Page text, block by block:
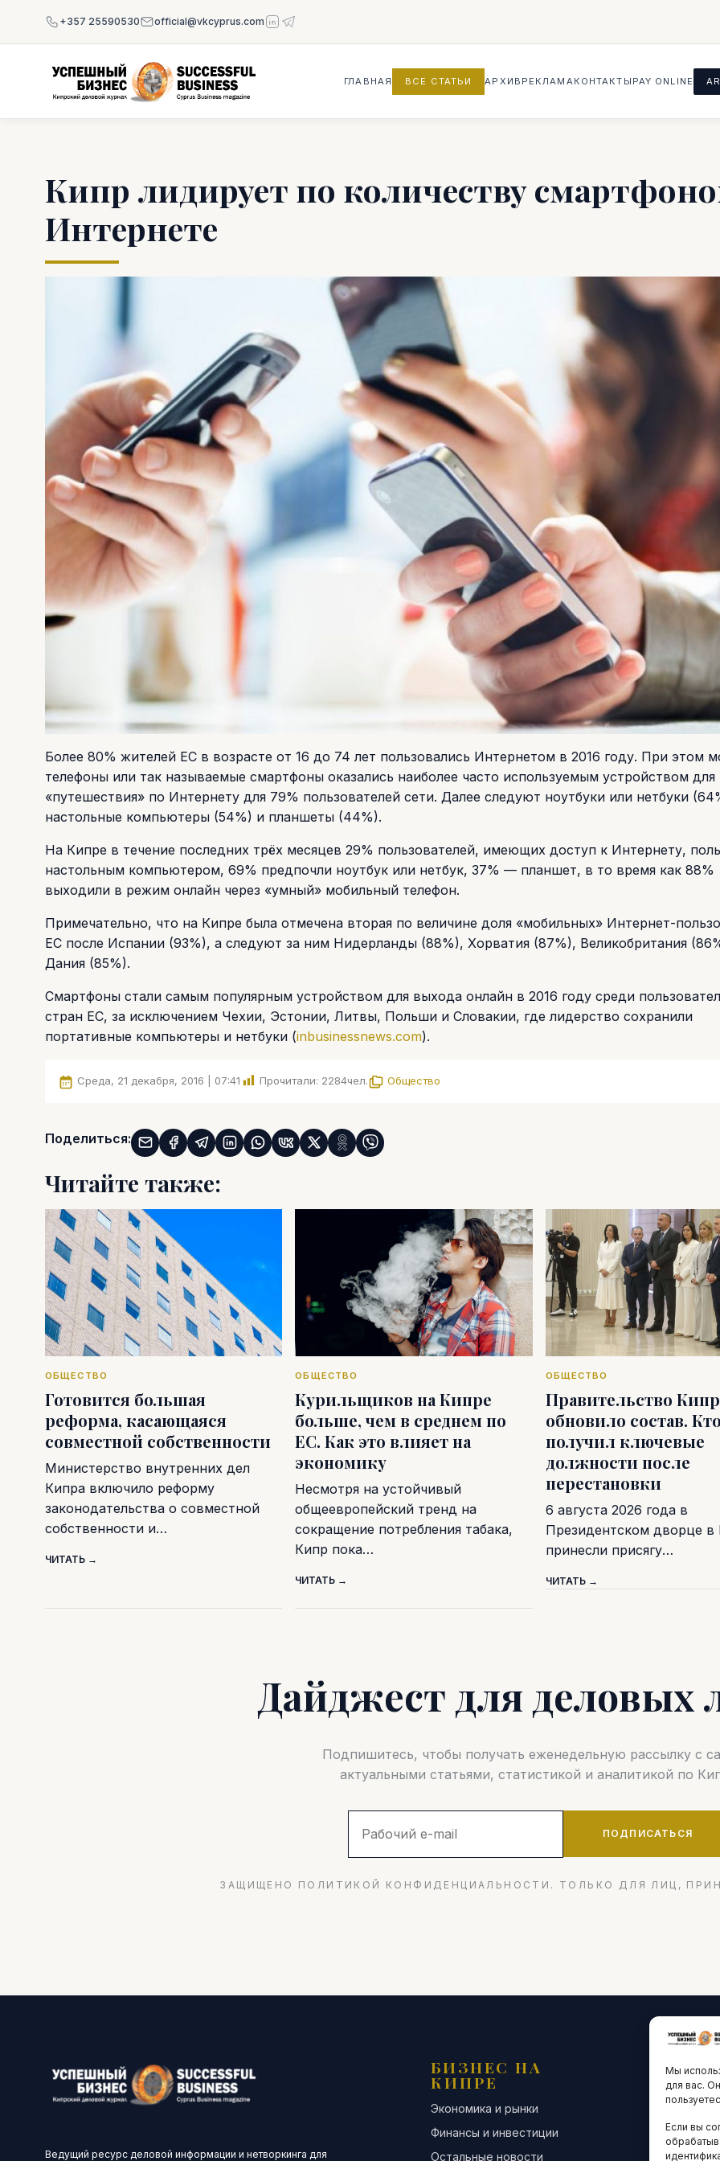
Мы
для вас.
Если вы
+357 25590530 official@vkcyprus.com
ГЛАВНАЯ ВСЕ СТАТЬИ АРХИВ РЕКЛАМА КОНТАКТЫ PAY ONLINE
Кипр лидирует по количеству
Интернете
Более 80% жителей ЕС в возрасте от 16 до 74 лет пользовались Интернетом в 2016 году. При этом
телефоны или так называемые смартфоны оказались наиболее часто используемым устройством для
«путешествия» по Интернету для 79% пользователей сети. Далее следуют ноутбуки или нетбуки
настольные компьютеры (54%) и планшеты (44%).
На Кипре в течение последних трёх месяцев 29% пользователей, имеющих доступ к Интернету,
настольным компьютером, 69% предпочли ноутбук или нетбук, 37% — планшет, в то время как 88%
выходили в режим онлайн через «умный» мобильный телефон.
Примечательно, что на Кипре была отмечена вторая по величине доля «мобильных» Интернет-
ЕС после Испании (93%), а следуют за ним Нидерланды (88%), Хорватия (87%), Великобритания
Дания (85%).
Смартфоны стали самым популярным устройством для выхода онлайн в 2016 году среди
стран ЕС, за исключением Чехии, Эстонии, Литвы, Польши и Словакии, где лидерство сохранили
портативные компьютеры и нетбуки (inbusinessnews.com).
Среда, 21 декабря, 2016 | 07:41 Прочитали: 2284чел. Общество
Поделиться:
Читайте также:
ОБЩЕСТВО
Готовится большая
реформа, касающаяся
совместной собственности
Министерство внутренних дел
Кипра включило реформу
законодательства о совместной
собственности и…
ЧИТАТЬ →
ОБЩЕСТВО
Курильщиков на Кипре
больше, чем в среднем по
ЕС. Как это влияет на
экономику
Несмотря на устойчивый
общеевропейский тренд на
сокращение потребления табака,
Кипр пока…
ЧИТАТЬ →
ОБЩЕСТВО
Правительство
обновило состав.
получил ключевые
должности после
перестановки
6 августа 2026 года в
Президентском дворце в
принесли присягу…
ЧИТАТЬ →
Дайджест для деловых
Подпишитесь, чтобы получать еженедельную рассылку с
актуальными статьями, статистикой и аналитикой по
ПОДПИСАТЬСЯ
ЗАЩИЩЕНО ПОЛИТИКОЙ КОНФИДЕНЦИАЛЬНОСТИ. ТОЛЬКО ДЛЯ ЛИЦ,
Ведущий ресурс деловой информации и нетворкинга для
БИЗНЕС НА
КИПРЕ
Экономика и рынки
Финансы и инвестиции
Остальные новости
Стартапы
Цифровая
Остальные